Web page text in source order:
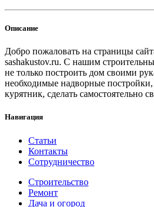
Описание
Добро пожаловать на страницы
sashakustov.ru. С нашим
не только построить дом своими
необходимые надворные постройки,
курятник, сделать самостоятельно
Навигация
Статьи
Контакты
Сотрудничество
Строительство
Ремонт
Дача и огород